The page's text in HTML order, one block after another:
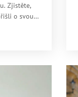
Zjistěte,
o svou